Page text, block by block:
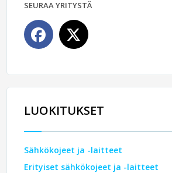
SEURAA YRITYSTÄ
LUOKITUKSET
Sähkökojeet ja -laitteet
Erityiset sähkökojeet ja -laitteet